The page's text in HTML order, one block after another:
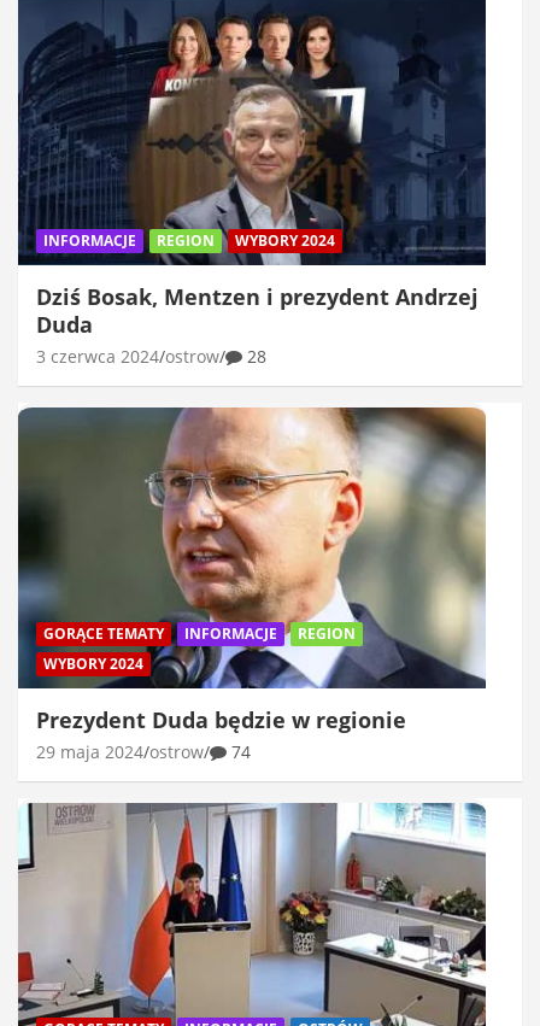
INFORMACJE REGION WYBORY 2024
Dziś Bosak, Mentzen i prezydent Andrzej
Duda
3 czerwca 2024 ostrow 28
GORĄCE TEMATY INFORMACJE
REGION
WYBORY 2024
Prezydent Duda będzie w regionie
29 maja 2024 ostrow 74